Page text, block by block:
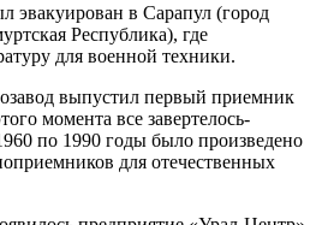
эвакуирован в Сарапул (город
Республика), где
для военной техники.
выпустил первый приемник
момента все завертелось-
по 1990 годы было произведено
для отечественных